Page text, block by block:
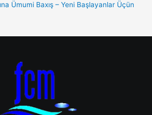
Ümumi Baxış – Yeni Başlayanlar Üçün